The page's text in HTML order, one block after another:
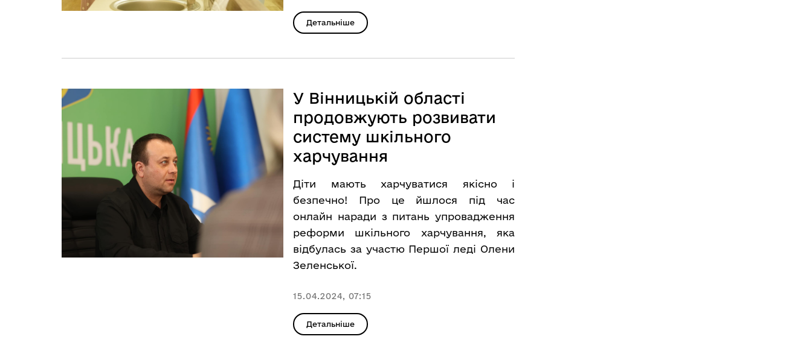
Детальніше
У Вінницькій області
продовжують розвивати
систему шкільного
харчування
Діти мають харчуватися якісно і
безпечно! Про це йшлося під час
онлайн наради з питань упровадження
реформи шкільного харчування, яка
відбулась за участю Першої леді Олени
Зеленської.
15.04.2024, 07:15
Детальніше